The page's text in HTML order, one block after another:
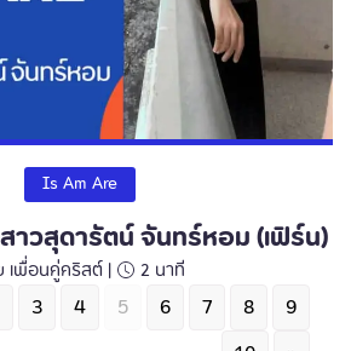
Is Am Are
าวสุดารัตน์ จันทร์หอม (เฟิร์น)
เพื่อนคู่คริสต์ | 2 นาที
3 4 5 6 7 8
9